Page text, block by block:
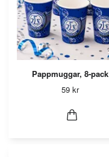
Pappmuggar, 8-pack
59 kr